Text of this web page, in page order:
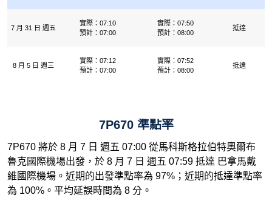
7 月 31 日 週五
實際：07:10
預計：07:00
實際：07:50
預計：08:00
抵達
8 月 5 日 週三
實際：07:12
預計：07:00
實際：07:52
預計：08:00
抵達
7P670 準點率
7P670 將於 8 月 7 日 週五 07:00 從馬科斯格拉伯特奧爾布
魯克國際機場出發，於 8 月 7 日 週五 07:59 抵達 巴拿馬戴
維國際機場。近期的出發準點率為 97%；近期的抵達準點率
為 100%。平均延誤時間為 8 分。